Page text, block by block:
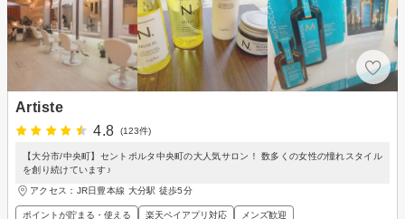
Artiste
4.8
(123件)
【大分市/中央町】セントポルタ中央町の大人気サロン！ 数多くの女性の憧れスタイル
を創り続けています♪
アクセス：JR日豊本線 大分駅 徒歩5分
ポイントが貯まる・使える 楽天ペイアプリ対応 メンズ歓迎